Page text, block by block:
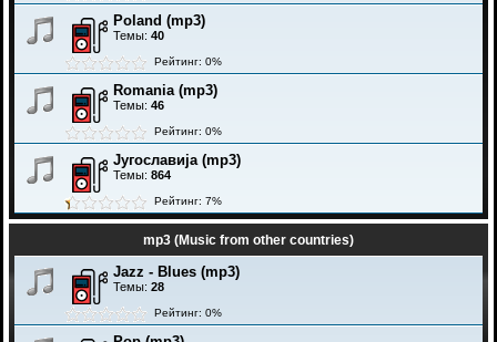
Poland (mp3)
Темы: 40
Рейтинг: 0%
Romania (mp3)
Темы: 46
Рейтинг: 0%
Југославија (mp3)
Темы: 864
Рейтинг: 7%
mp3 (Music from other countries)
Jazz - Blues (mp3)
Темы: 28
Рейтинг: 0%